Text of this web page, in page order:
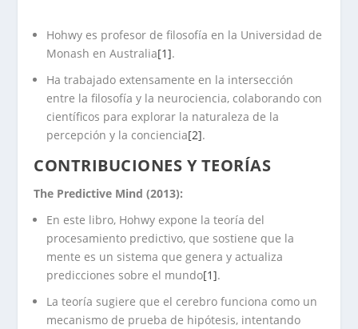
Hohwy es profesor de filosofía en la Universidad de
Monash en Australia[1].
Ha trabajado extensamente en la intersección
entre la filosofía y la neurociencia, colaborando con
científicos para explorar la naturaleza de la
percepción y la conciencia[2].
CONTRIBUCIONES Y TEORÍAS
The Predictive Mind (2013):
En este libro, Hohwy expone la teoría del
procesamiento predictivo, que sostiene que la
mente es un sistema que genera y actualiza
predicciones sobre el mundo[1].
La teoría sugiere que el cerebro funciona como un
mecanismo de prueba de hipótesis, intentando